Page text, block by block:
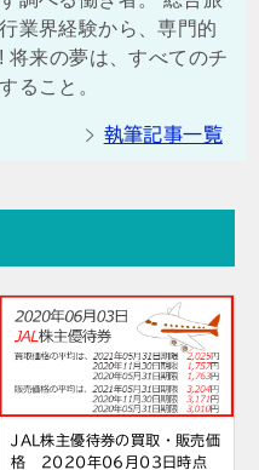
業界経験から、専門的
将来の夢は、すべてのチ
ること。
執筆記事一覧
JAL株主優待券の買取・販売価
格 2020年06月03日時点